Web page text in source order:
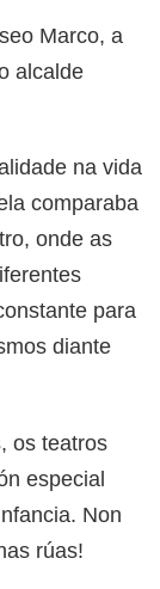
Marco, a
alcalde
na vida
comparaba
onde as
para
diante
os teatros
especial
Non
rúas!